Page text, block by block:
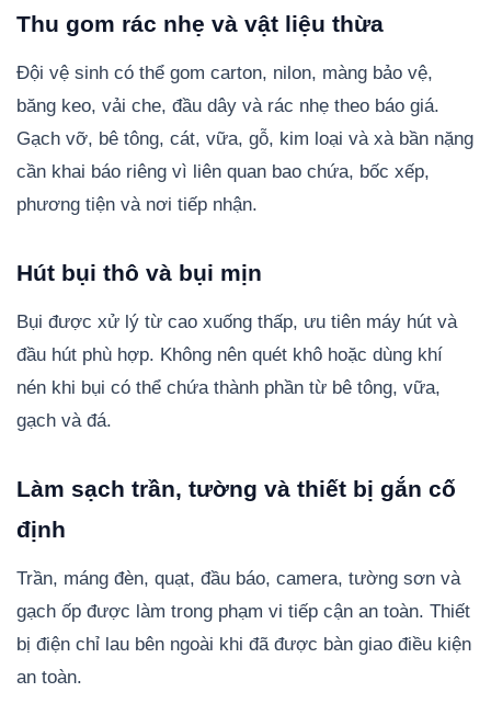
Thu gom rác nhẹ và vật liệu thừa
Đội vệ sinh có thể gom carton, nilon, màng bảo vệ,
băng keo, vải che, đầu dây và rác nhẹ theo báo giá.
Gạch vỡ, bê tông, cát, vữa, gỗ, kim loại và xà bần nặng
cần khai báo riêng vì liên quan bao chứa, bốc xếp,
phương tiện và nơi tiếp nhận.
Hút bụi thô và bụi mịn
Bụi được xử lý từ cao xuống thấp, ưu tiên máy hút và
đầu hút phù hợp. Không nên quét khô hoặc dùng khí
nén khi bụi có thể chứa thành phần từ bê tông, vữa,
gạch và đá.
Làm sạch trần, tường và thiết bị gắn cố
định
Trần, máng đèn, quạt, đầu báo, camera, tường sơn và
gạch ốp được làm trong phạm vi tiếp cận an toàn. Thiết
bị điện chỉ lau bên ngoài khi đã được bàn giao điều kiện
an toàn.